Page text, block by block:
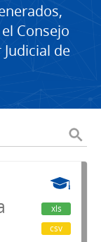
Consejo
de
xls
csv